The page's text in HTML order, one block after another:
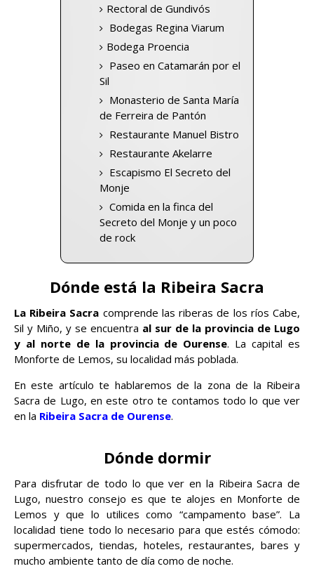
Rectoral de Gundivós
Bodegas Regina Viarum
Bodega Proencia
Paseo en Catamarán por el
Sil
Monasterio de Santa María
de Ferreira de Pantón
Restaurante Manuel Bistro
Restaurante Akelarre
Escapismo El Secreto del
Monje
Comida en la finca del
Secreto del Monje y un poco
de rock
Dónde está la Ribeira Sacra
La Ribeira Sacra comprende las riberas de los ríos Cabe,
Sil y Miño, y se encuentra al sur de la provincia de Lugo
y al norte de la provincia de Ourense. La capital es
Monforte de Lemos, su localidad más poblada.
En este artículo te hablaremos de la zona de la Ribeira
Sacra de Lugo, en este otro te contamos todo lo que ver
en la Ribeira Sacra de Ourense.
Dónde dormir
Para disfrutar de todo lo que ver en la Ribeira Sacra de
Lugo, nuestro consejo es que te alojes en Monforte de
Lemos y que lo utilices como “campamento base”. La
localidad tiene todo lo necesario para que estés cómodo:
supermercados, tiendas, hoteles, restaurantes, bares y
mucho ambiente tanto de día como de noche.